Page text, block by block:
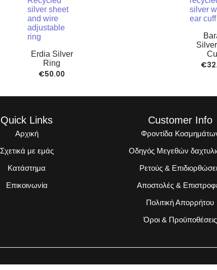
Erdia Silver
Ring
€50.00
€
Quick Links
Αρχική
Σχετικά με εμάς
Κατάστημα
Επικοινωνία
Customer Info
Φροντίδα
Οδηγός Μεγεθών
Ρετούς &
Αποστολές &
Πολιτική Απορρήτου
Όροι & Προϋποθέσεις